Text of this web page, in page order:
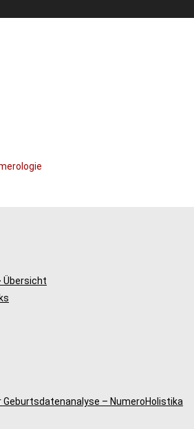
Übersicht
– NumeroHolistika